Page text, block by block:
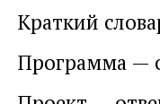
Краткий
Программа —